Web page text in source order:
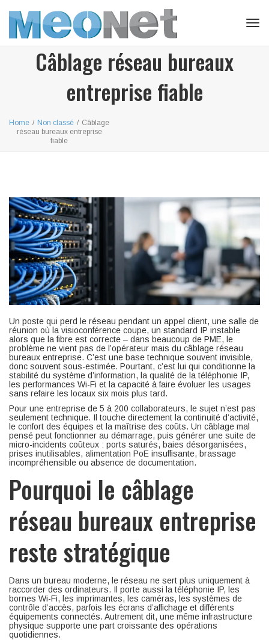
Câblage réseau bureaux
entreprise fiable
Home / Non classé / Câblage
réseau bureaux entreprise
fiable
Un poste qui perd le réseau pendant un appel client, une salle de
réunion où la visioconférence coupe, un standard IP instable
alors que la fibre est correcte – dans beaucoup de PME, le
problème ne vient pas de l’opérateur mais du câblage réseau
bureaux entreprise. C’est une base technique souvent invisible,
donc souvent sous-estimée. Pourtant, c’est lui qui conditionne la
stabilité du système d’information, la qualité de la téléphonie IP,
les performances Wi-Fi et la capacité à faire évoluer les usages
sans refaire les locaux six mois plus tard.
Pour une entreprise de 5 à 200 collaborateurs, le sujet n’est pas
seulement technique. Il touche directement la continuité d’activité,
le confort des équipes et la maîtrise des coûts. Un câblage mal
pensé peut fonctionner au démarrage, puis générer une suite de
micro-incidents coûteux : ports saturés, baies désorganisées,
prises inutilisables, alimentation PoE insuffisante, brassage
incompréhensible ou absence de documentation.
Pourquoi le câblage
réseau bureaux entreprise
reste stratégique
Dans un bureau moderne, le réseau ne sert plus uniquement à
raccorder des ordinateurs. Il porte aussi la téléphonie IP, les
bornes Wi-Fi, les imprimantes, les caméras, les systèmes de
contrôle d’accès, parfois les écrans d’affichage et différents
équipements connectés. Autrement dit, une même infrastructure
physique supporte une part croissante des opérations
quotidiennes.